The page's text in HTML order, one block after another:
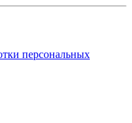
персональных